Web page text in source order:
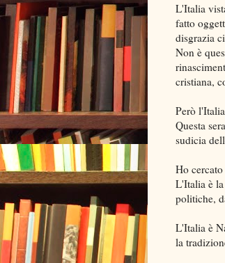
L'Italia
fatto
disgrazia
Non è
cristiana,
Però
Questa
sudicia
Ho
L'Italia è
politiche,
L'Italia è
la